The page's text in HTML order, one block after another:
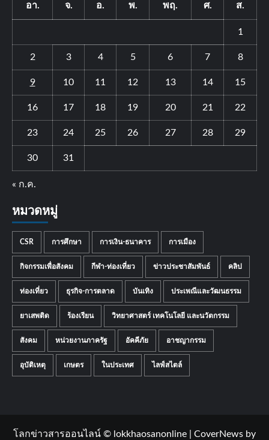
อา. จ. อ. พ. พฤ. ศ. ส.
1
2 3 4 5 6 7 8
9 10 11 12 13 14 15
16 17 18 19 20 21 22
23 24 25 26 27 28 29
30 31
« ก.ค.
หมวดหมู่
CSR การศึกษา การเงิน-ธนาคาร การเมือง
กิจกรรมเพื่อสังคม กีฬา-ท่องเที่ยว ข่าวประชาสัมพันธ์ คลิป
ท่องเที่ยว ธุรกิจ-การตลาด บันเทิง ประเพณีและวัฒนธรรม
ยาเสพติด ร้องเรียน วิทยาศาสตร์ เทคโนโลยี และนวัตกรรม
สังคม หน่วยงานภาครัฐ อัคคีภัย อาชญากรรม
อุบัติเหตุ เกษตร ในประเทศ ไลฟ์สไตล์
โลกข่าวสารออนไลน์ © lokkhaosanonline CoverNews by